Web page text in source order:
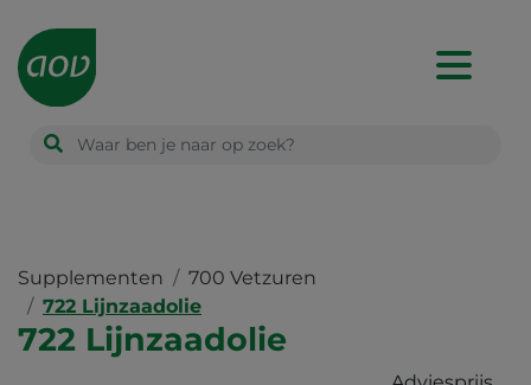
Main
navigation
Supplementen
700 Vetzuren
722 Lijnzaadolie
722 Lijnzaadolie